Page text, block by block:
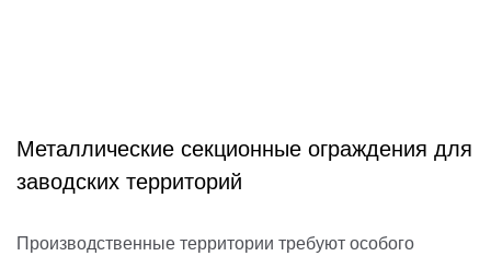
Металлические секционные ограждения для
заводских территорий
Производственные территории требуют особого